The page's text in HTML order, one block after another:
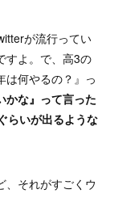
が流行ってい
すよ。で、高3の
は何やるの？』っ
かな』って言った
らいが出るような
、それがすごくウ